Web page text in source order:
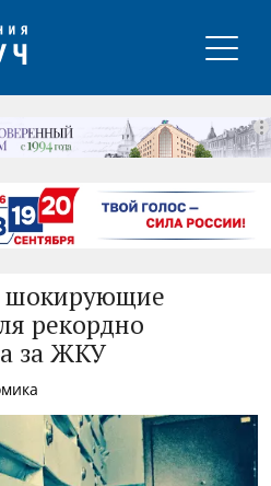
шокирующие
рекордно
за ЖКУ